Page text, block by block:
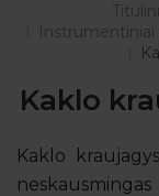
Instrumentiniai
Kaklo
Kaklo